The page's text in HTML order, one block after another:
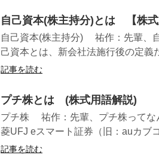
自己資本(株主持分)とは 【株式
自己資本(株主持分) 祐作：先輩、
己資本とは、新会社法施行後の定義
記事を読む
プチ株とは (株式用語解説)
プチ株 祐作：先輩、プチ株ってな
菱UFJ eスマート証券（旧：auカブ
記事を読む